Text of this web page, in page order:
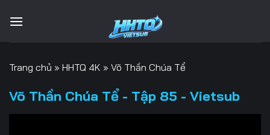
qua
Trang chủ » HHTQ 4K » Võ Thần Chúa Tể
Võ Thần Chúa Tể - Tập 85 - Vietsub